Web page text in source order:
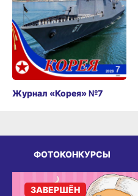
Журнал «Корея» №7
ФОТОКОНКУРСЫ
ЗАВЕРШЁН